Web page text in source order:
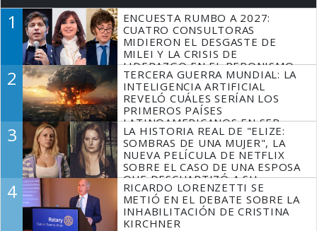
1
ENCUESTA RUMBO A 2027:
CUATRO CONSULTORAS
MIDIERON EL DESGASTE DE
MILEI Y LA CRISIS DE
LIDERAZGO EN EL PERONISMO
2
TERCERA GUERRA MUNDIAL: LA
INTELIGENCIA ARTIFICIAL
REVELÓ CUÁLES SERÍAN LOS
PRIMEROS PAÍSES
LATINOAMERICANOS EN SER
DERROTADOS
3
LA HISTORIA REAL DE "ELIZE:
SOMBRAS DE UNA MUJER", LA
NUEVA PELÍCULA DE NETFLIX
SOBRE EL CASO DE UNA ESPOSA
QUE DESCUARTIZÓ A SU
MARIDO
4
RICARDO LORENZETTI SE
METIÓ EN EL DEBATE SOBRE LA
INHABILITACIÓN DE CRISTINA
KIRCHNER